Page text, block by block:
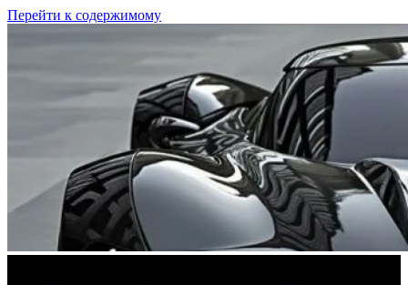
Перейти к содержимому